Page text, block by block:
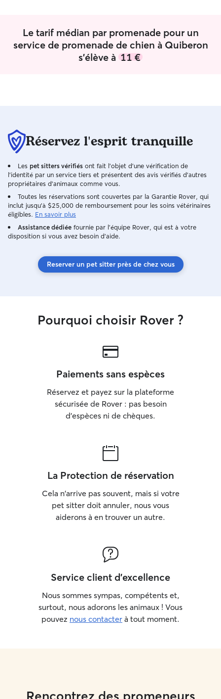
Le tarif médian par promenade pour un
service de promenade de chien à Quiberon
s'élève à 11 €
Réservez l'esprit tranquille
Les pet sitters vérifiés ont fait l'objet d'une vérification de
l'identité par un service tiers et présentent des avis vérifiés d'autres
propriétaires d'animaux comme vous.
Toutes les réservations sont couvertes par la Garantie Rover, qui
inclut jusqu'à $25,000 de remboursement pour les soins vétérinaires
éligibles. En savoir plus
Assistance dédiée fournie par l'équipe Rover, qui est à votre
disposition si vous avez besoin d'aide.
Reserver un pet sitter près de chez vous
Pourquoi choisir Rover ?
Paiements sans espèces
Réservez et payez sur la plateforme
sécurisée de Rover : pas besoin
d'espèces ni de chèques.
La Protection de réservation
Cela n'arrive pas souvent, mais si votre
pet sitter doit annuler, nous vous
aiderons à en trouver un autre.
Service client d'excellence
Nous sommes sympas, compétents et,
surtout, nous adorons les animaux ! Vous
pouvez nous contacter à tout moment.